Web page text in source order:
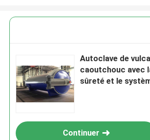
Autoclave de
caoutchouc avec
sûreté et le
Continuer